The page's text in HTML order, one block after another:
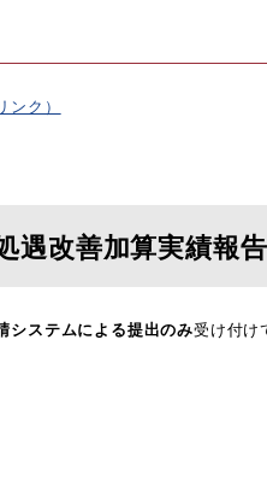
ク）
遇改善加算実績報告
システムによる提出のみ受け付け